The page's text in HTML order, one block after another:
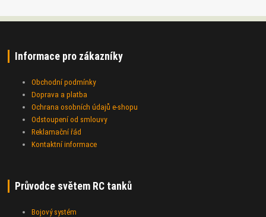
Informace pro zákazníky
Obchodní podmínky
Doprava a platba
Ochrana osobních údajů e-shopu
Odstoupení od smlouvy
Reklamační řád
Kontaktní informace
Průvodce světem RC tanků
Bojový systém